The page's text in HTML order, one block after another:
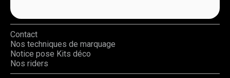
Contact
Nos techniques de marquage
Notice pose Kits déco
Nos riders